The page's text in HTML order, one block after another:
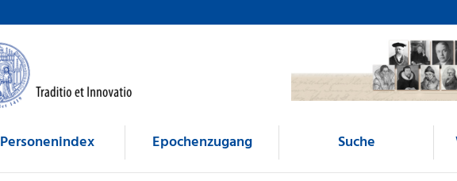
Personenindex Epochenzugang Suche